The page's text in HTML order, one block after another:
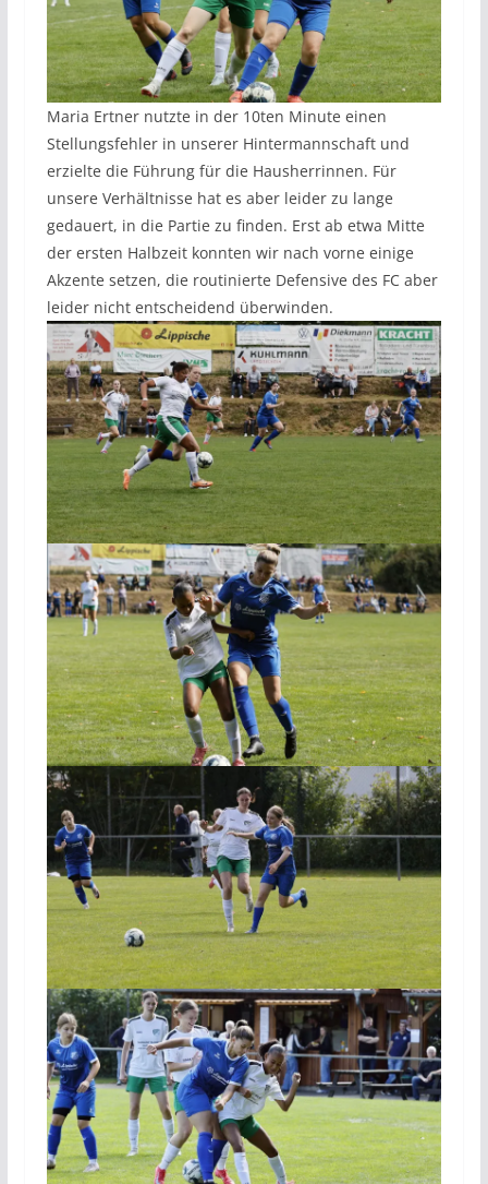
Maria Ertner nutzte in der 10ten Minute einen
Stellungsfehler in unserer Hintermannschaft und
erzielte die Führung für die Hausherrinnen. Für
unsere Verhältnisse hat es aber leider zu lange
gedauert, in die Partie zu finden. Erst ab etwa Mitte
der ersten Halbzeit konnten wir nach vorne einige
Akzente setzen, die routinierte Defensive des FC aber
leider nicht entscheidend überwinden.